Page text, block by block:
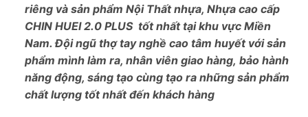
riêng và sản phẩm Nội Thất nhựa, Nhựa cao cấp
CHIN HUEI 2.0 PLUS tốt nhất tại khu vực Miền
Nam. Đội ngũ thợ tay nghề cao tâm huyết với sản
phẩm mình làm ra, nhân viên giao hàng, bảo hành
năng động, sáng tạo cùng tạo ra những sản phẩm
chất lượng tốt nhất đến khách hàng